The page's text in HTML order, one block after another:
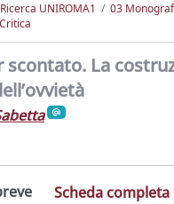
UNIROMA1
03
scontato. La
Scheda completa